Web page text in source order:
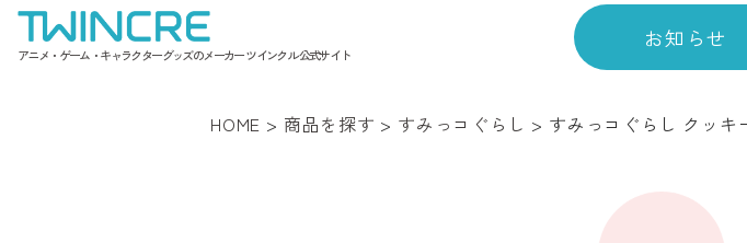
アニメ・ゲーム・キャラクターグッズのメーカー ツインクル 公式サイト
お知らせ
HOME > 商品を探す > すみっコぐらし > すみっコぐらし クッキ